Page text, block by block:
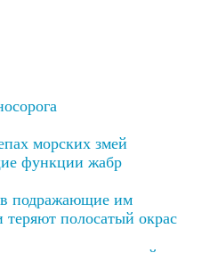
морских змей
функции жабр
подражающие им
теряют полосатый окрас